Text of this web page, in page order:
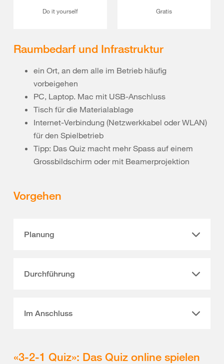
Do it yourself Gratis
Raumbedarf und Infrastruktur
ein Ort, an dem alle im Betrieb häufig
vorbeigehen
PC, Laptop. Mac mit USB-Anschluss
Tisch für die Materialablage
Internet-Verbindung (Netzwerkkabel oder WLAN)
für den Spielbetrieb
Tipp: Das Quiz macht mehr Spass auf einem
Grossbildschirm oder mit Beamerprojektion
Vorgehen
Planung
Durchführung
Im Anschluss
«3-2-1 Quiz»: Das Quiz online spielen